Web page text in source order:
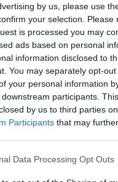
by us, please use
your selection. Please
is processed you may
ads based on personal
information disclosed to
You may separately opt-
your personal information
downstream participants.
by us to third parties
Participants that may
Data Processing Opt Outs
Európa a ceutai
mindenképpen megfizeti